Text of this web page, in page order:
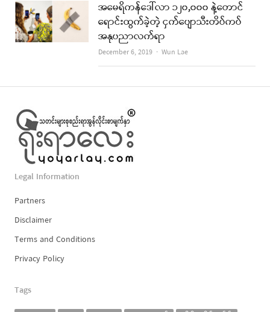
အမေရိကန်ဒေါ်လာ ၁၂၀,၀၀၀ နဲ့တောင်
ရောင်းထွက်ခဲ့တဲ့ ငှက်ပျောသီးတိပ်ကပ်
အနုပညာလက်ရာ
December 6, 2019 Author
Wun Lae
Legal Information
Partners
Disclaimer
Terms and Conditions
Privacy Policy
Tags